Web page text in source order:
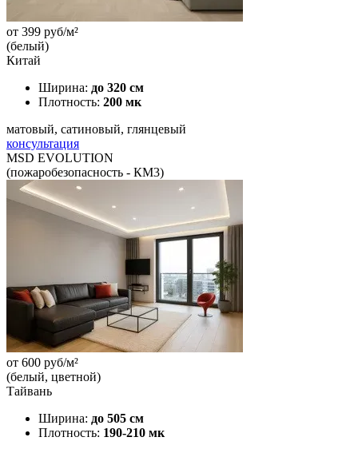
от 399 руб/м²
(белый)
Китай
Ширина: до 320 см
Плотность: 200 мк
матовый, сатиновый, глянцевый
консультация
MSD EVOLUTION
(пожаробезопасность - КМ3)
от 600 руб/м²
(белый, цветной)
Тайвань
Ширина: до 505 см
Плотность: 190-210 мк